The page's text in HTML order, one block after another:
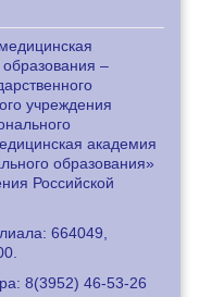
–
учреждения
академия
образования»
Российской
664049,
8(3952) 46-53-26